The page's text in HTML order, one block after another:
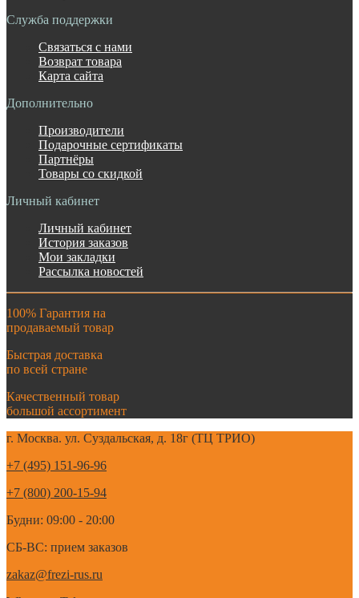
Служба поддержки
Связаться с нами
Возврат товара
Карта сайта
Дополнительно
Производители
Подарочные сертификаты
Партнёры
Товары со скидкой
Личный кабинет
Личный кабинет
История заказов
Мои закладки
Рассылка новостей
100% Гарантия на
продаваемый товар
Быстрая доставка
по всей стране
Качественный товар
большой ассортимент
г. Москва. ул. Суздальская, д. 18г (ТЦ ТРИО)
+7 (495) 151-96-96
+7 (800) 200-15-94
Будни: 09:00 - 20:00
СБ-ВС: прием заказов
zakaz@frezi-rus.ru